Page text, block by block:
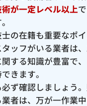
が一定レベル以上
の在籍も重要なポイ
ッフがいる業者は
する知識が豊富で
きます。
ず確認しましょう
者は、万が一作業